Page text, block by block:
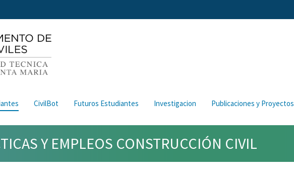
CivilBot Futuros Estudiantes Investigacion Publicaciones y Proyectos
Y EMPLEOS CONSTRUCCIÓN CIVIL